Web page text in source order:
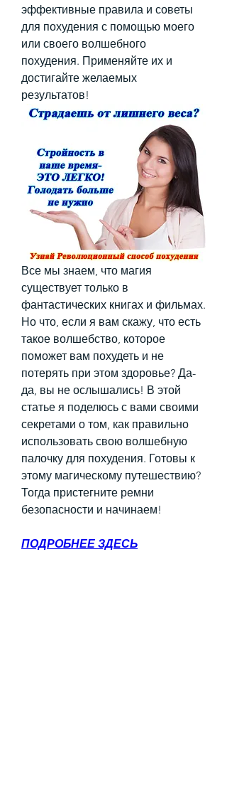
эффективные правила и советы
для похудения с помощью моего
или своего волшебного
похудения. Применяйте их и
достигайте желаемых
результатов!
Все мы знаем, что магия
существует только в
фантастических книгах и фильмах.
Но что, если я вам скажу, что есть
такое волшебство, которое
поможет вам похудеть и не
потерять при этом здоровье? Да-
да, вы не ослышались! В этой
статье я поделюсь с вами своими
секретами о том, как правильно
использовать свою волшебную
палочку для похудения. Готовы к
этому магическому путешествию?
Тогда пристегните ремни
безопасности и начинаем!
ПОДРОБНЕЕ ЗДЕСЬ